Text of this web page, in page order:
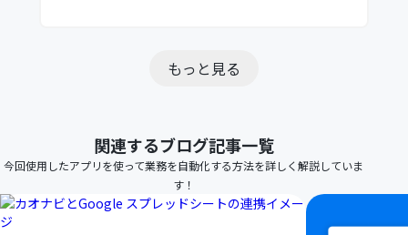
もっと見る
関連するブログ記事一覧
今回使用したアプリを使って業務を自動化する方法を詳しく解説していま
す！